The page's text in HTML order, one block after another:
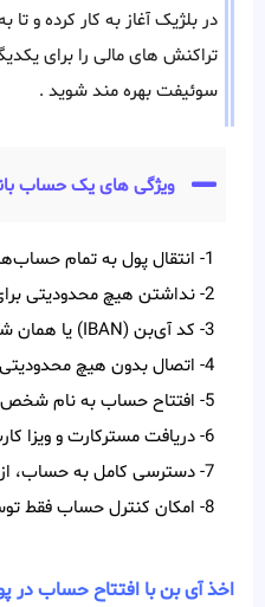
تراکنش های مالی را برای
سوئیفت بهره مند شوید .
ویژگی های یک حساب
1- انتقال پول به تمام حساب‌‌های بین‌‌ المللی دنیا
2- نداشتن هیچ محدودیتی برای موجودی، واریز، برداشت، یا انتقال وجه
3- کد آی‌‌بن (IBAN) یا همان شماره‌ی حساب بین‌ المللی
4- اتصال بدون هیچ محدودیتی به شبکه‌ی سراسری SWIFT
5- افتتاح حساب به نام شخص حقیقی
6- دریافت مسترکارت و ویزا کارت به پشتوانه‌ی حساب بین المللی خود
7- دسترسی کامل به حساب، از طریق موبایل‌بانک
8- امکان کنترل حساب فقط توسط خود شخص.
اخذ آی بن با افتتاح حساب در